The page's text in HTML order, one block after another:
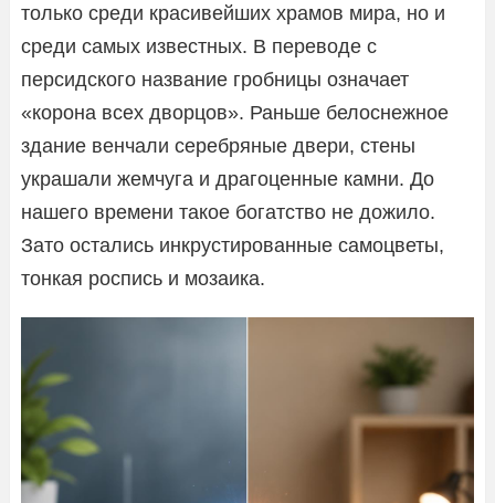
только среди красивейших храмов мира, но и
среди самых известных. В переводе с
персидского название гробницы означает
«корона всех дворцов». Раньше белоснежное
здание венчали серебряные двери, стены
украшали жемчуга и драгоценные камни. До
нашего времени такое богатство не дожило.
Зато остались инкрустированные самоцветы,
тонкая роспись и мозаика.